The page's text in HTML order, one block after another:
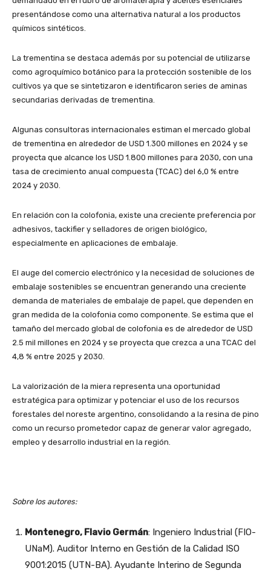
presentándose como una alternativa natural a los productos
químicos sintéticos.
La trementina se destaca además por su potencial de utilizarse
como agroquímico botánico para la protección sostenible de los
cultivos ya que se sintetizaron e identificaron series de aminas
secundarias derivadas de trementina.
Algunas consultoras internacionales estiman el mercado global
de trementina en alrededor de USD 1.300 millones en 2024 y se
proyecta que alcance los USD 1.800 millones para 2030, con una
tasa de crecimiento anual compuesta (TCAC) del 6,0 % entre
2024 y 2030.
En relación con la colofonia, existe una creciente preferencia por
adhesivos, tackifier y selladores de origen biológico,
especialmente en aplicaciones de embalaje.
El auge del comercio electrónico y la necesidad de soluciones de
embalaje sostenibles se encuentran generando una creciente
demanda de materiales de embalaje de papel, que dependen en
gran medida de la colofonia como componente. Se estima que el
tamaño del mercado global de colofonia es de alrededor de USD
2.5 mil millones en 2024 y se proyecta que crezca a una TCAC del
4,8 % entre 2025 y 2030.
La valorización de la miera representa una oportunidad
estratégica para optimizar y potenciar el uso de los recursos
forestales del noreste argentino, consolidando a la resina de pino
como un recurso prometedor capaz de generar valor agregado,
empleo y desarrollo industrial en la región.
Sobre los autores:
Montenegro, Flavio Germán: Ingeniero Industrial (FIO-
UNaM). Auditor Interno en Gestión de la Calidad ISO
9001:2015 (UTN-BA). Ayudante Interino de Segunda